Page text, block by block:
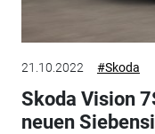
21.10.2022 #Skoda
Skoda Vision
neuen